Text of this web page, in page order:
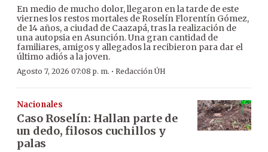
En medio de mucho dolor, llegaron en la tarde de este
viernes los restos mortales de Roselín Florentín Gómez,
de 14 años, a ciudad de Caazapá, tras la realización de
una autopsia en Asunción. Una gran cantidad de
familiares, amigos y allegados la recibieron para dar el
último adiós a la joven.
Agosto 7, 2026 07:08 p. m. · Redacción ÚH
Nacionales
Caso Roselín: Hallan parte de
un dedo, filosos cuchillos y
palas